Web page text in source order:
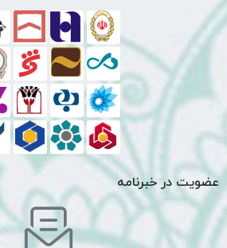
عضویت در خبرنامه